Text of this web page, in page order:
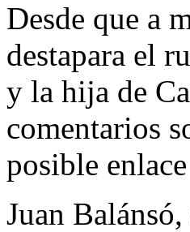
Desde que a
destapara el
y la hija de
comentarios
posible
Juan